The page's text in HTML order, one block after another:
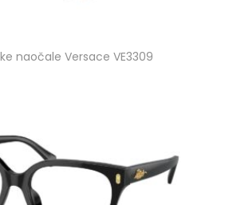
naočale Versace VE3309